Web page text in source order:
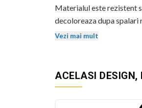
Materialul este rezistent
decoloreaza dupa spalari
Dimensiuni: 23x18 cm.
sublimare garanteaza
Vezi mai mult
ACELASI DESIGN,